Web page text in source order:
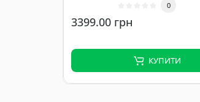
0
3399.00 грн
КУПИТИ